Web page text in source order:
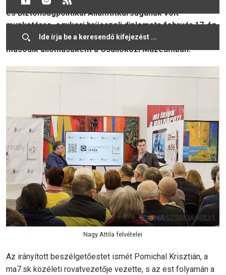
és Biztonságpolitikai Államtitkárságának volt
munkatársa, egykori brüsszeli diplomata február 17-én
a ma7 médiacsalád által szervezett Konvervatív esték
második állomásaként a Csallóközi Múzeumban.
Nagy Attila felvételei
Az irányított beszélgetőestet ismét Pomichal Krisztián, a
ma7.sk közéleti rovatvezetője vezette, s az est folyamán a